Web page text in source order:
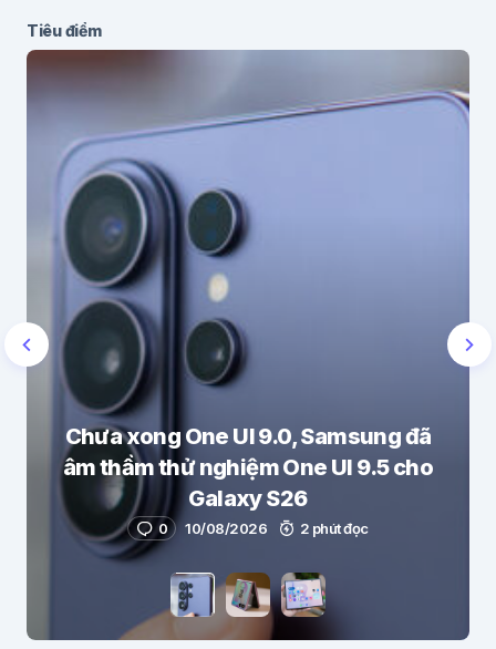
Tiêu điểm
Chưa xong One UI 9.0, Samsung đã
âm thầm thử nghiệm One UI 9.5 cho
Galaxy S26
0 10/08/2026 2 phút đọc